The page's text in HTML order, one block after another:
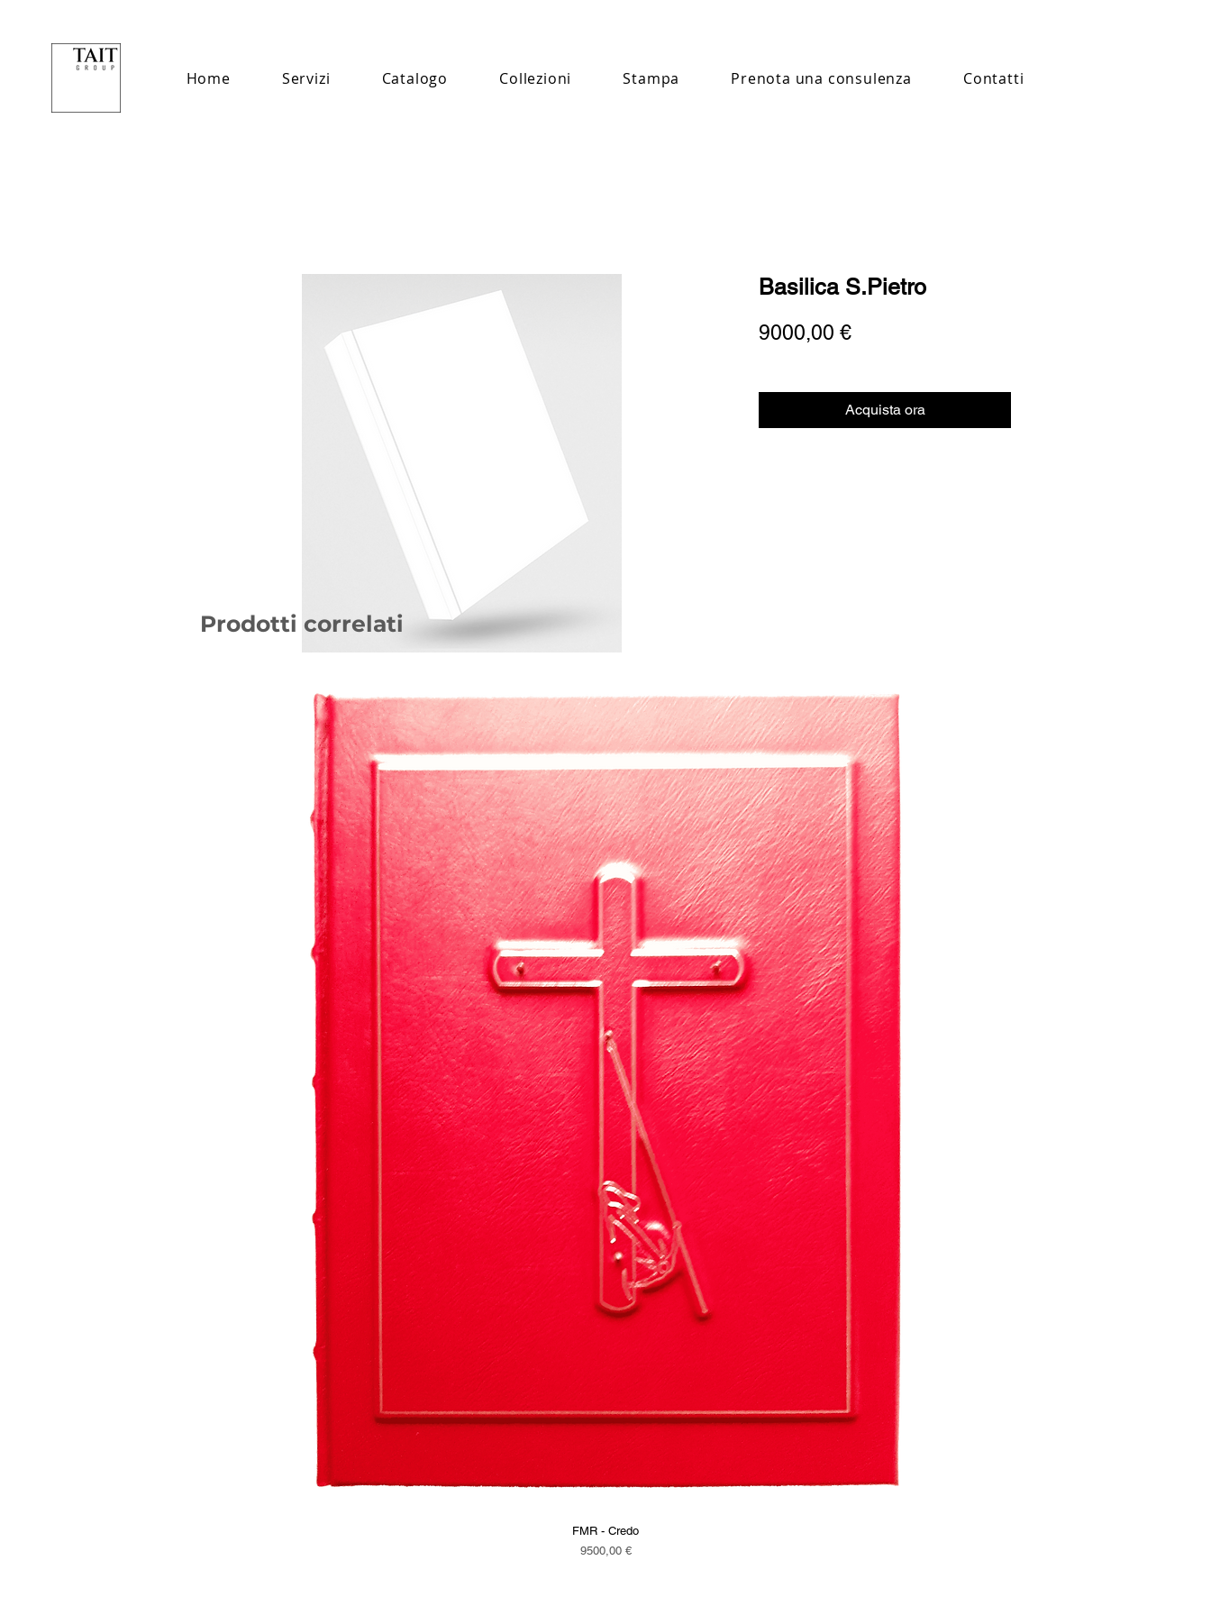
Home Servizi Catalogo Collezioni Stampa Prenota una consulenza Contatti
Basilica S.Pietro
9000,00 €Prezzo
Acquista ora
Prodotti correlati
Vista rapida
FMR - Credo
Prezzo
9500,00 €